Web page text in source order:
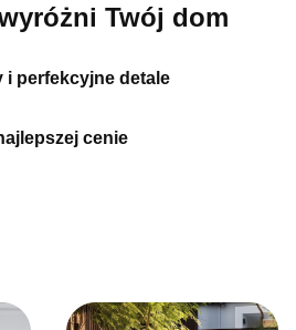
Twój dom
i perfekcyjne detale
cenie